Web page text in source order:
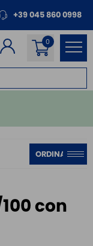
+39 045 860 0998
con